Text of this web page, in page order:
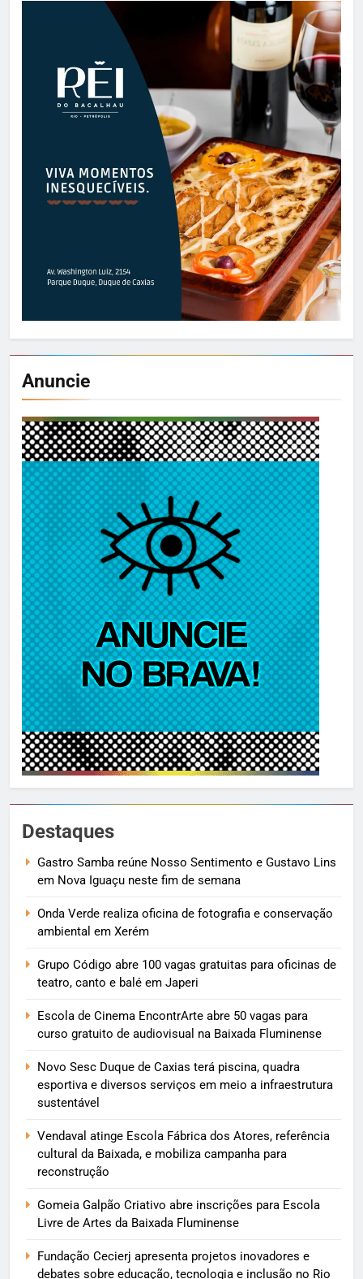
Anuncie
Destaques
Gastro Samba reúne Nosso Sentimento e Gustavo Lins
em Nova Iguaçu neste fim de semana
Onda Verde realiza oficina de fotografia e conservação
ambiental em Xerém
Grupo Código abre 100 vagas gratuitas para oficinas de
teatro, canto e balé em Japeri
Escola de Cinema EncontrArte abre 50 vagas para
curso gratuito de audiovisual na Baixada Fluminense
Novo Sesc Duque de Caxias terá piscina, quadra
esportiva e diversos serviços em meio a infraestrutura
sustentável
Vendaval atinge Escola Fábrica dos Atores, referência
cultural da Baixada, e mobiliza campanha para
reconstrução
Gomeia Galpão Criativo abre inscrições para Escola
Livre de Artes da Baixada Fluminense
Fundação Cecierj apresenta projetos inovadores e
debates sobre educação, tecnologia e inclusão no Rio